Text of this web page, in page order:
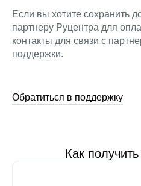
Если вы хотите сохранить
партнеру Руцентра для
контакты для связи с
поддержки.
Обратиться в поддержку
Как